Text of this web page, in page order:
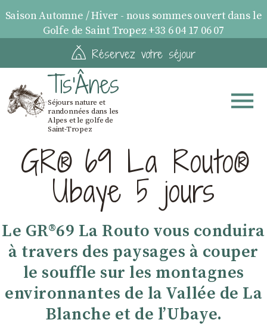
Saison Automne / Hiver - nous sommes ouvert dans le
Golfe de Saint Tropez +33 6 04 17 06 07
Réservez votre séjour
Tis'Ânes
Séjours nature et
randonnées dans les
Alpes et le golfe de
Saint-Tropez
GR® 69 La Routo®
Ubaye 5 jours
Le GR®69 La Routo vous conduira
à travers des paysages à couper
le souffle sur les montagnes
environnantes de la Vallée de La
Blanche et de l’Ubaye.